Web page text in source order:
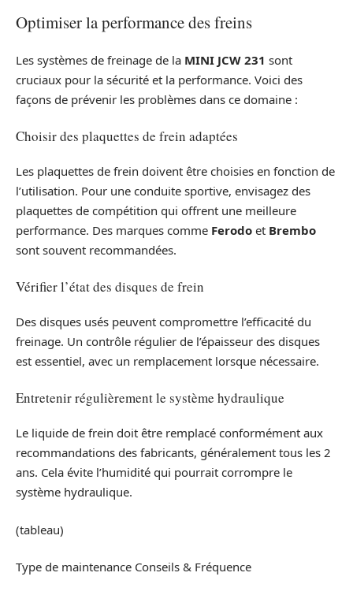
Optimiser la performance des freins
Les systèmes de freinage de la MINI JCW 231 sont
cruciaux pour la sécurité et la performance. Voici des
façons de prévenir les problèmes dans ce domaine :
Choisir des plaquettes de frein adaptées
Les plaquettes de frein doivent être choisies en fonction de
l’utilisation. Pour une conduite sportive, envisagez des
plaquettes de compétition qui offrent une meilleure
performance. Des marques comme Ferodo et Brembo
sont souvent recommandées.
Vérifier l’état des disques de frein
Des disques usés peuvent compromettre l’efficacité du
freinage. Un contrôle régulier de l’épaisseur des disques
est essentiel, avec un remplacement lorsque nécessaire.
Entretenir régulièrement le système hydraulique
Le liquide de frein doit être remplacé conformément aux
recommandations des fabricants, généralement tous les 2
ans. Cela évite l’humidité qui pourrait corrompre le
système hydraulique.
(tableau)
Type de maintenance Conseils & Fréquence